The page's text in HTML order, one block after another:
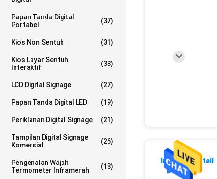
Papan Tanda Digital
Portabel
(37)
Kios Non Sentuh (31)
Kios Layar Sentuh
Interaktif
(33)
LCD Digital Signage (27)
Papan Tanda Digital LED (19)
Periklanan Digital Signage (21)
Tampilan Digital Signage
Komersial
(26)
Pengenalan Wajah
Termometer Inframerah
(18)
Informasi Detail